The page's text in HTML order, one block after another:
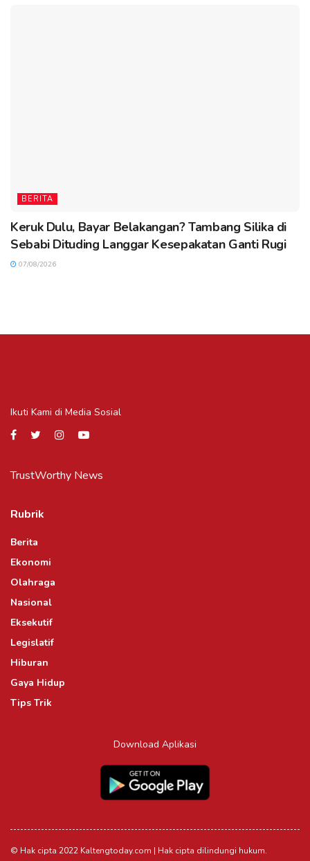
BERITA
Keruk Dulu, Bayar Belakangan? Tambang Silika di
Sebabi Dituding Langgar Kesepakatan Ganti Rugi
07/08/2026
Ikuti Kami di Media Sosial
TrustWorthy News
Rubrik
Berita
Ekonomi
Olahraga
Nasional
Eksekutif
Legislatif
Hiburan
Gaya Hidup
Tips Trik
Download Aplikasi
© Hak cipta 2022 Kaltengtoday.com | Hak cipta dilindungi hukum.